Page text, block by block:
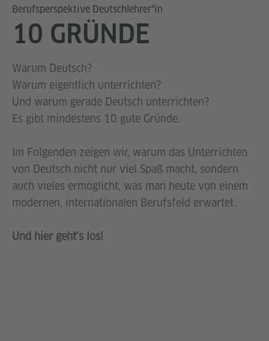
Berufsperspektive Deutschlehrer*in
10 GRÜNDE
Warum Deutsch?
Warum eigentlich unterrichten?
Und warum gerade Deutsch unterrichten?
Es gibt mindestens 10 gute Gründe.
Im Folgenden zeigen wir, warum das Unterrichten
von Deutsch nicht nur viel Spaß macht, sondern
auch vieles ermöglicht, was man heute von einem
modernen, internationalen Berufsfeld erwartet.
Und hier geht’s los!